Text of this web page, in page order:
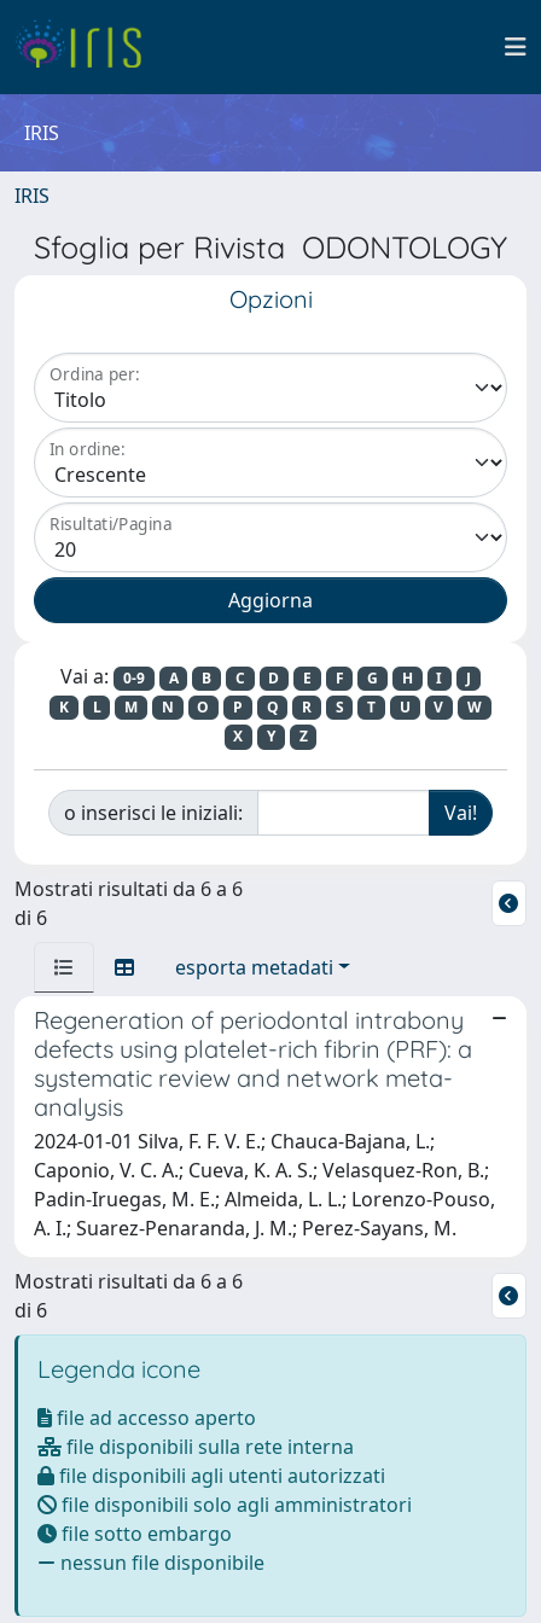
IRIS
IRIS
Sfoglia per Rivista ODONTOLOGY
Opzioni
Ordina per:
In ordine:
Risultati/Pagina
Vai a: 0-9 A B C D E F G H I
J
K
L M N O P Q R S T U V
W
X
Y Z
o inserisci le iniziali:
Mostrati risultati da 6 a 6
di 6
esporta metadati
Regeneration of periodontal intrabony
defects using platelet-rich fibrin (PRF): a
systematic review and network meta-
analysis
2024-01-01 Silva, F. F. V. E.; Chauca-Bajana, L.;
Caponio, V. C. A.; Cueva, K. A. S.; Velasquez-Ron, B.;
Padin-Iruegas, M. E.; Almeida, L. L.; Lorenzo-Pouso,
A. I.; Suarez-Penaranda, J. M.; Perez-Sayans, M.
Mostrati risultati da 6 a 6
di 6
Legenda icone
file ad accesso aperto
file disponibili sulla rete interna
file disponibili agli utenti autorizzati
file disponibili solo agli amministratori
file sotto embargo
nessun file disponibile